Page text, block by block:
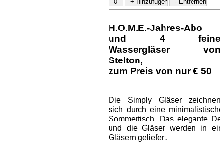
H.O.M.E.-Jahres-Abo
und 4 feine
Wassergläser von
Stelton,
zum Preis von nur € 50
Die Simply Gläser zeichnen
sich durch eine
Sommertisch. Das elegante
und die Gläser werden in
Gläsern geliefert.